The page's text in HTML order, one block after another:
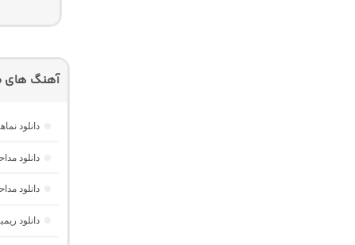
آهنگ های
دانلود
دانلود
دانلود
دانلود